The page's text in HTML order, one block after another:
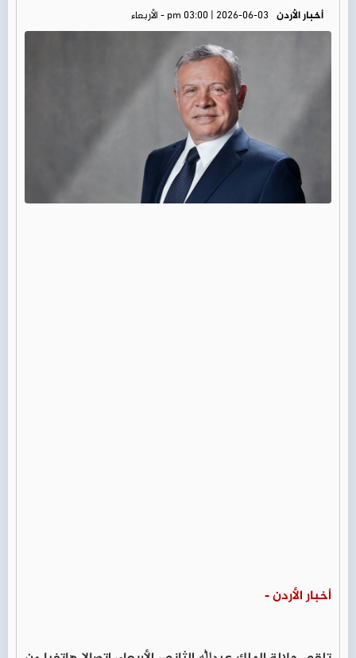
أخبار الأردن pm 03:00 | 2026-06-03 - الأربعاء
أخبار الأردن -